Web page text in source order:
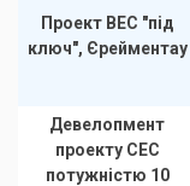
Проект ВЕС "під
ключ", Єрейментау
Девелопмент
проекту СЕС
потужністю 10